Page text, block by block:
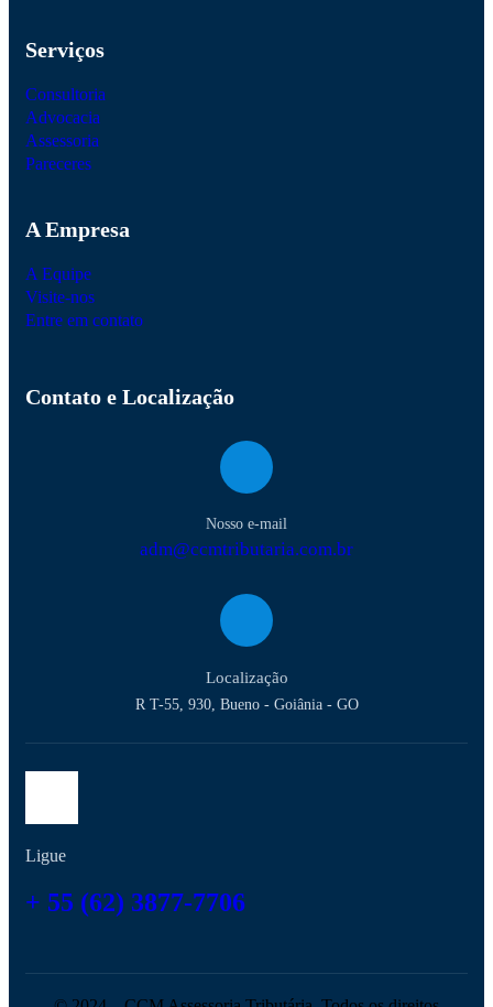
Serviços
Consultoria
Advocacia
Assessoria
Pareceres
A Empresa
A Equipe
Visite-nos
Entre em contato
Contato e Localização
Nosso e-mail
adm@ccmtributaria.com.br
Localização
R T-55, 930, Bueno - Goiânia - GO
Ligue
+ 55 (62) 3877-7706